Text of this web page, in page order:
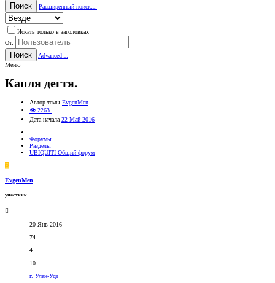
Поиск Расширенный поиск…
Искать только в заголовках
От:
Поиск
Advanced…
Меню
Капля дегтя.
Автор темы EvgenMen
👁 2263
Дата начала 22 Май 2016
Форумы
Разделы
UBIQUITI Общий форум
E
EvgenMen
участник
20 Янв 2016
74
4
10
г. Улан-Удэ